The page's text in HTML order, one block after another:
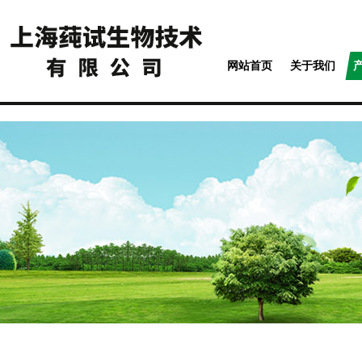
网站首页 关于我们